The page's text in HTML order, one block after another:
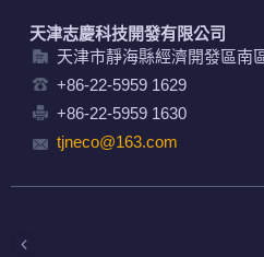
天津志慶科技開發有限公司
天津市靜海縣經濟開發區南
+86-22-5959 1629
+86-22-5959 1630
tjneco@163.com